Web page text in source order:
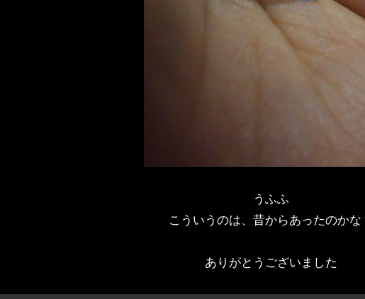
うふふ
こういうのは、昔からあったのかな
ありがとうございました